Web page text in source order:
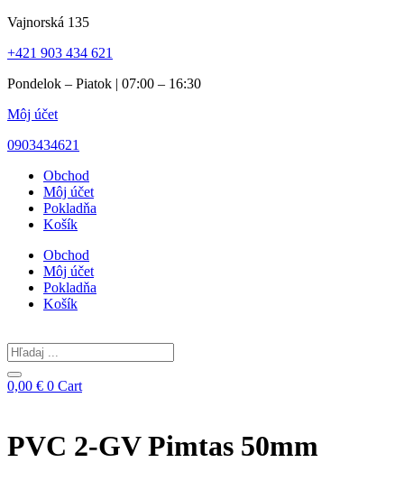
Preskočiť
obsah
Vajnorská 135
+421 903 434 621
Pondelok – Piatok | 07:00 – 16:30
Môj účet
0903434621
Obchod
Môj účet
Pokladňa
Košík
Obchod
Môj účet
Pokladňa
Košík
Search
...
0,00 € 0 Cart
PVC 2-GV Pimtas 50mm